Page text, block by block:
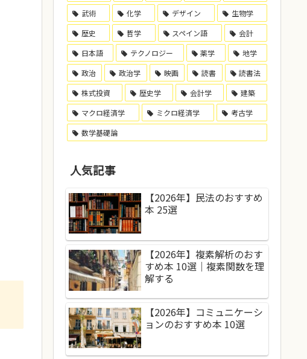
武術
化学 デザイン
生物学
歴史
哲学 スペイン語
会計
日本語
テクノロジー 薬学
地学
政治
政治学 映画 読書
読書法
株式投資
歴史学 会計学
建築
マクロ経済学
ミクロ経済学
考古学
数学基礎論
人気記事
【2026年】民法のおすすめ
本 25選
【2026年】複素解析のおす
すめ本 10選｜複素関数を理
解する
【2026年】コミュニケーシ
ョンのおすすめ本 10選